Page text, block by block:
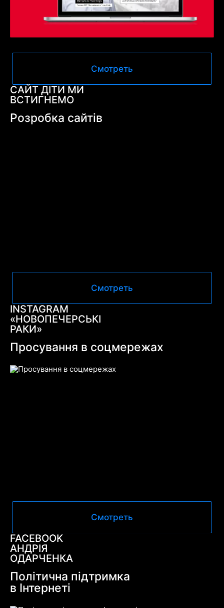
Смотреть
САЙТ ДІТИ МИ
ВСТИГНЕМО
Розробка сайтів
Смотреть
INSTAGRAM
«НОВОПЕЧЕРСЬКІ
РАКИ»
Просування в соцмережах
Смотреть
FACEBOOK
АНДРІЯ
ОДАРЧЕНКА
Політична підтримка
в Інтернеті